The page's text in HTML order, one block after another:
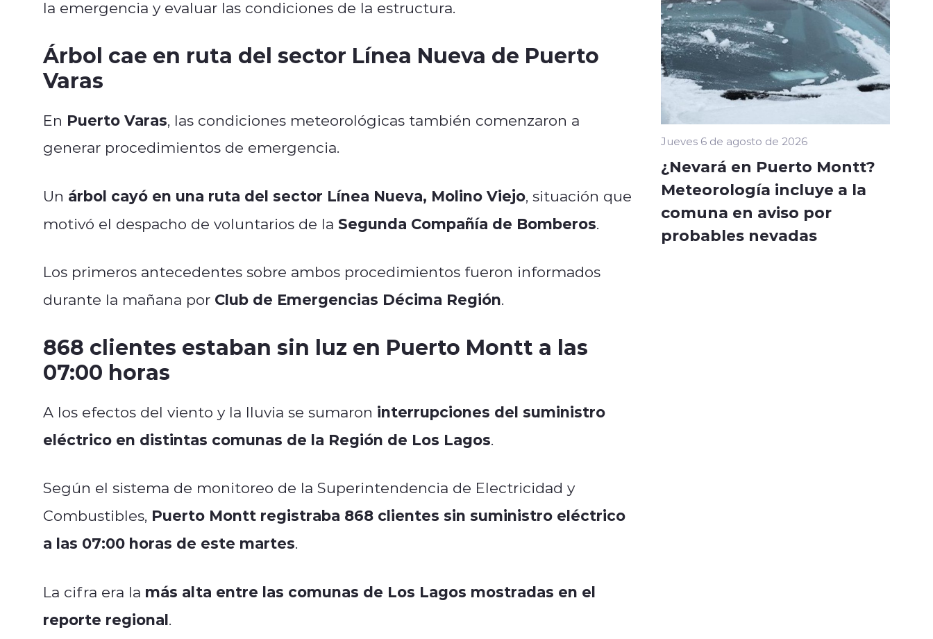
la emergencia y evaluar las condiciones de la estructura.
Árbol cae en ruta del sector Línea Nueva de Puerto
Varas
En Puerto Varas, las condiciones meteorológicas también comenzaron a
generar procedimientos de emergencia.
Un árbol cayó en una ruta del sector Línea Nueva, Molino Viejo, situación que
motivó el despacho de voluntarios de la Segunda Compañía de Bomberos.
Los primeros antecedentes sobre ambos procedimientos fueron informados
durante la mañana por Club de Emergencias Décima Región.
868 clientes estaban sin luz en Puerto Montt a las
07:00 horas
A los efectos del viento y la lluvia se sumaron interrupciones del suministro
eléctrico en distintas comunas de la Región de Los Lagos.
Según el sistema de monitoreo de la Superintendencia de Electricidad y
Combustibles, Puerto Montt registraba 868 clientes sin suministro eléctrico
a las 07:00 horas de este martes.
La cifra era la más alta entre las comunas de Los Lagos mostradas en el
reporte regional.
Jueves 6 de agosto de 2026
¿Nevará en Puerto Montt?
Meteorología incluye a la
comuna en aviso por
probables nevadas